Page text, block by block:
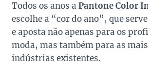
Todos os anos a Pantone Color
escolhe a “cor do ano”, que
e aposta não apenas para os
moda, mas também para as
indústrias existentes.